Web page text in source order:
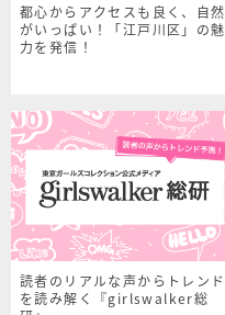
都心からアクセスも良く、自然
がいっぱい！「江戸川区」の魅
力を発信！
読者のリアルな声からトレンド
を読み解く『girlswalker総